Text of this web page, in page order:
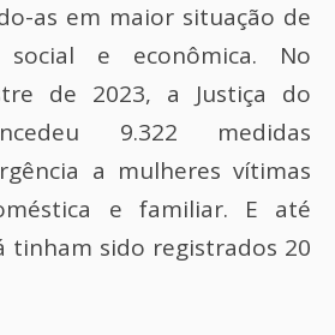
as em maior situação de
social e econômica. No
de 2023, a Justiça do
9.322 medidas
a mulheres vítimas
e familiar. E até
tinham sido registrados 20